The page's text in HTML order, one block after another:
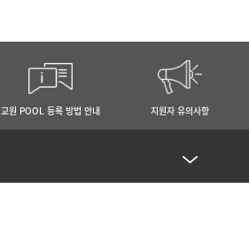
교원 POOL 등록 방법 안내 지원자 유의사항